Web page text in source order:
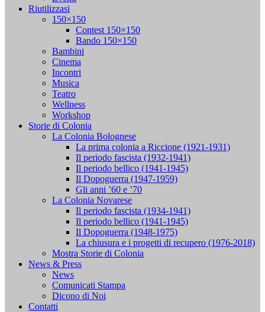
Riutilizzasi
150×150
Contest 150×150
Bando 150×150
Bambini
Cinema
Incontri
Musica
Teatro
Wellness
Workshop
Storie di Colonia
La Colonia Bolognese
La prima colonia a Riccione (1921-1931)
Il periodo fascista (1932-1941)
Il periodo bellico (1941-1945)
Il Dopoguerra (1947-1959)
Gli anni ’60 e ’70
La Colonia Novarese
Il periodo fascista (1934-1941)
Il periodo bellico (1941-1945)
Il Dopoguerra (1948-1975)
La chiusura e i progetti di recupero (1976-2018)
Mostra Storie di Colonia
News & Press
News
Comunicati Stampa
Dicono di Noi
Contatti